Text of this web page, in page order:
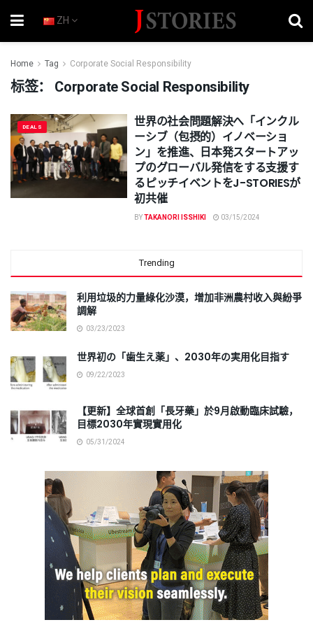
ZH
Home Tag Corporate Social Responsibility
标签： Corporate Social Responsibility
DEALS
世界の社会問題解決へ「インクル
ーシブ（包摂的）イノベーショ
ン」を推進、日本発スタートアッ
プのグローバル発信をする支援す
るピッチイベントをJ-STORIESが
初共催
BYTAKANORI ISSHIKI 03/15/2024
Trending
利用垃圾的力量綠化沙漠，增加非洲農村收入與紛爭
調解
03/23/2023
世界初の「歯生え薬」、2030年の実用化目指す
09/22/2023
【更新】全球首創「長牙藥」於9月啟動臨床試驗，
目標2030年實現實用化
05/31/2024